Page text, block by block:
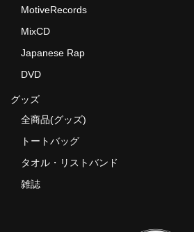
MotiveRecords
MixCD
Japanese Rap
DVD
グッズ
全商品(グッズ)
トートバッグ
タオル・リストバンド
雑誌